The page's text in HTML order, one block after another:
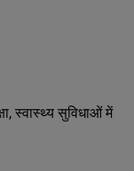
स्वास्थ्य सुविधाओं में